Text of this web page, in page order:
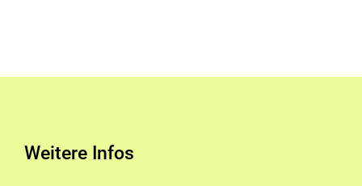
Weitere Infos